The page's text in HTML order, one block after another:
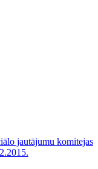
jautājumu komitejas